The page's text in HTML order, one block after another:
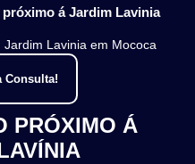
á Jardim Lavinia
Lavinia em Mococa
Consulta!
PRÓXIMO Á